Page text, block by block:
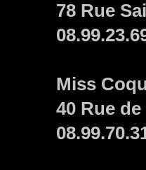
78 Rue
Miss
40 Rue